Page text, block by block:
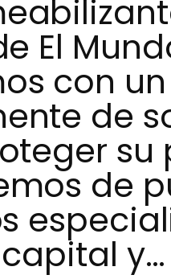
El
con
de
su
de
y…